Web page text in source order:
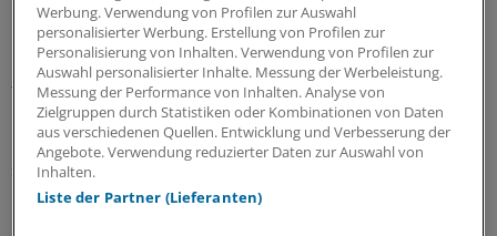
Betäubungsmittelgesetzes vereinbar, die notwendige
medizinische Versorgung sicherzustellen. Das würde
bedeuten, dass die Beendigung des Lebens als
therapeutischen Zwecken dienend angesehen würde.
Und das wäre mit den Grundwerten der Gesellschaft
nicht vereinbar. „Eine Selbsttötung kann keine Therapie
sein“, heißt es in dem Schreiben an das Bundesinstitut,
Werbung. Verwendung von Profilen zur Auswahl
personalisierter Werbung. Erstellung von Profilen zur
Personalisierung von Inhalten. Verwendung von Profilen zur
Auswahl personalisierter Inhalte. Messung der Werbeleistung.
Messung der Performance von Inhalten. Analyse von
Zielgruppen durch Statistiken oder Kombinationen von Daten
aus verschiedenen Quellen. Entwicklung und Verbesserung der
Angebote. Verwendung reduzierter Daten zur Auswahl von
Inhalten.
Liste der Partner (Lieferanten)